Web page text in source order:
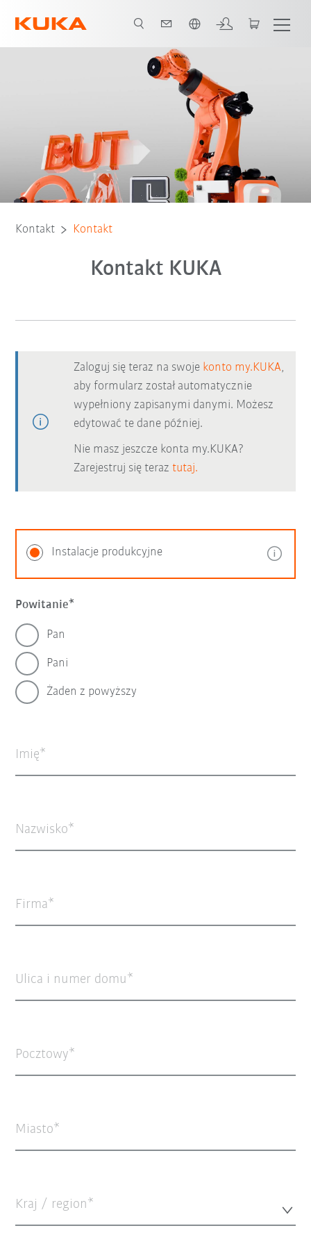
Kontakt Kontakt
Kontakt KUKA
Zaloguj się teraz na swoje konto my.KUKA,
aby formularz został automatycznie
wypełniony zapisanymi danymi. Możesz
edytować te dane później.
Nie masz jeszcze konta my.KUKA?
Zarejestruj się teraztutaj.
Instalacje produkcyjne
Powitanie
Pan
Pani
Żaden z powyższy
Imię
Nazwisko
Firma
Ulica i numer domu
Pocztowy
Miasto
Kraj / region*